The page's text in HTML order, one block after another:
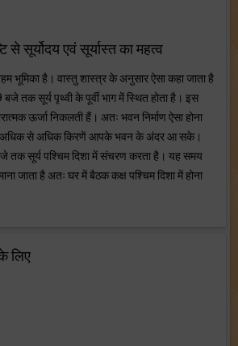
से सूर्योदय एवं सूर्यास्त का महत्व
भूमिका है। वास्तु शास्त्र के अनुसार ऐसा कहा जाता है
तक सूर्य पृथ्वी के पूर्वी भाग में स्थित होता है। इस
ऊर्जा निकलती हैं। अतः भवन निर्माण ऐसा होना
अधिक से अधिक किरणें आपके भवन के अंदर आ सके।
तक सूर्य पश्चिम दिशा में संचरण करता है। यह समय
जाता है अतः घर में बैठक कक्ष पश्चिम दिशा में होना
लिए